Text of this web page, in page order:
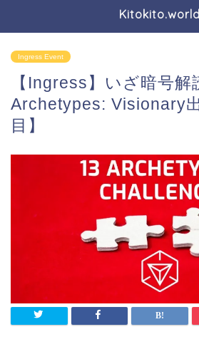
Kitokito.world
Ingress Event
【Ingress】いざ暗号解
Archetypes: Visionary
目】